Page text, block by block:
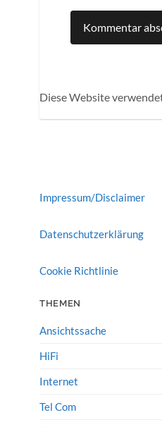
Diese Website
Impressum/Disclaimer
Datenschutzerklärung
Cookie Richtlinie
THEMEN
Ansichtssache
HiFi
Internet
Tel Com